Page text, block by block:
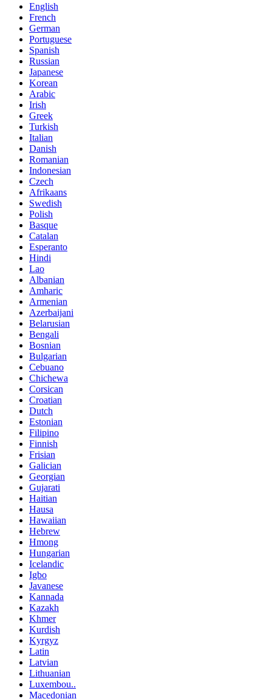
English
French
German
Portuguese
Spanish
Russian
Japanese
Korean
Arabic
Irish
Greek
Turkish
Italian
Danish
Romanian
Indonesian
Czech
Afrikaans
Swedish
Polish
Basque
Catalan
Esperanto
Hindi
Lao
Albanian
Amharic
Armenian
Azerbaijani
Belarusian
Bengali
Bosnian
Bulgarian
Cebuano
Chichewa
Corsican
Croatian
Dutch
Estonian
Filipino
Finnish
Frisian
Galician
Georgian
Gujarati
Haitian
Hausa
Hawaiian
Hebrew
Hmong
Hungarian
Icelandic
Igbo
Javanese
Kannada
Kazakh
Khmer
Kurdish
Kyrgyz
Latin
Latvian
Lithuanian
Luxembou..
Macedonian